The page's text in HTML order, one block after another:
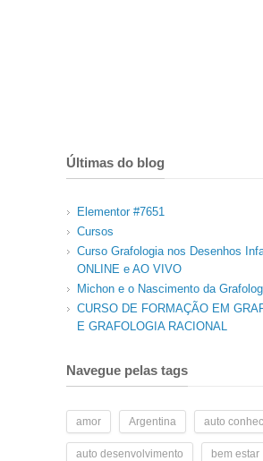
Últimas do blog
Elementor #7651
Cursos
Curso Grafologia nos Desenhos
ONLINE e AO VIVO
Michon e o Nascimento da
CURSO DE FORMAÇÃO EM
E GRAFOLOGIA RACIONAL
Navegue pelas tags
amor Argentina auto
auto desenvolvimento bem estar